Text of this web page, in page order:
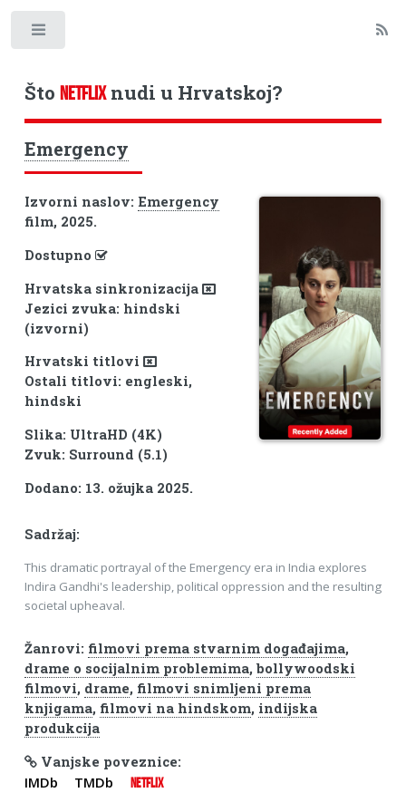
Što NETFLIXnudi u Hrvatskoj?
Emergency
Izvorni naslov: Emergency
film, 2025.
Dostupno
Hrvatska sinkronizacija
Jezici zvuka: hindski
(izvorni)
Hrvatski titlovi
Ostali titlovi: engleski,
hindski
Slika: UltraHD (4K)
Zvuk: Surround (5.1)
Dodano: 13. ožujka 2025.
Sadržaj:
This dramatic portrayal of the Emergency era in India explores
Indira Gandhi's leadership, political oppression and the resulting
societal upheaval.
Žanrovi: filmovi prema stvarnim događajima,
drame o socijalnim problemima, bollywoodski
filmovi, drame, filmovi snimljeni prema
knjigama, filmovi na hindskom, indijska
produkcija
Vanjske poveznice:
IMDb TMDb NETFLIX